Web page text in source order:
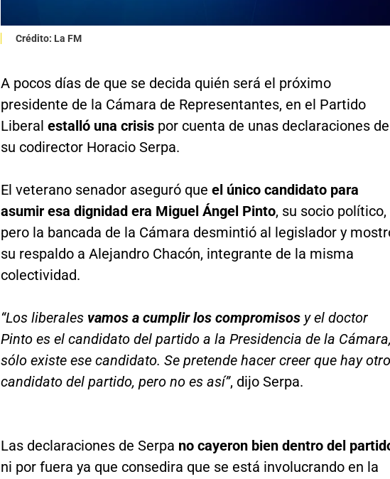
Crédito: La FM
A pocos días de que se decida quién será el próximo
presidente de la Cámara de Representantes, en el Partido
Liberal estalló una crisis por cuenta de unas declaraciones de
su codirector Horacio Serpa.
El veterano senador aseguró que el único candidato para
asumir esa dignidad era Miguel Ángel Pinto, su socio político,
pero la bancada de la Cámara desmintió al legislador y
su respaldo a Alejandro Chacón, integrante de la misma
colectividad.
“Los liberales vamos a cumplir los compromisos y el doctor
Pinto es el candidato del partido a la Presidencia de la
sólo existe ese candidato. Se pretende hacer creer que hay otro
candidato del partido, pero no es así”, dijo Serpa.
Las declaraciones de Serpa no cayeron bien dentro del
ni por fuera ya que consedira que se está involucrando en la